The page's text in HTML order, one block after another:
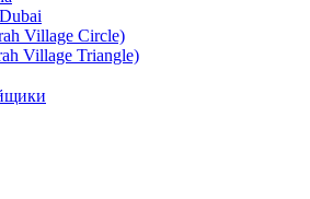
Village Circle)
Village Triangle)